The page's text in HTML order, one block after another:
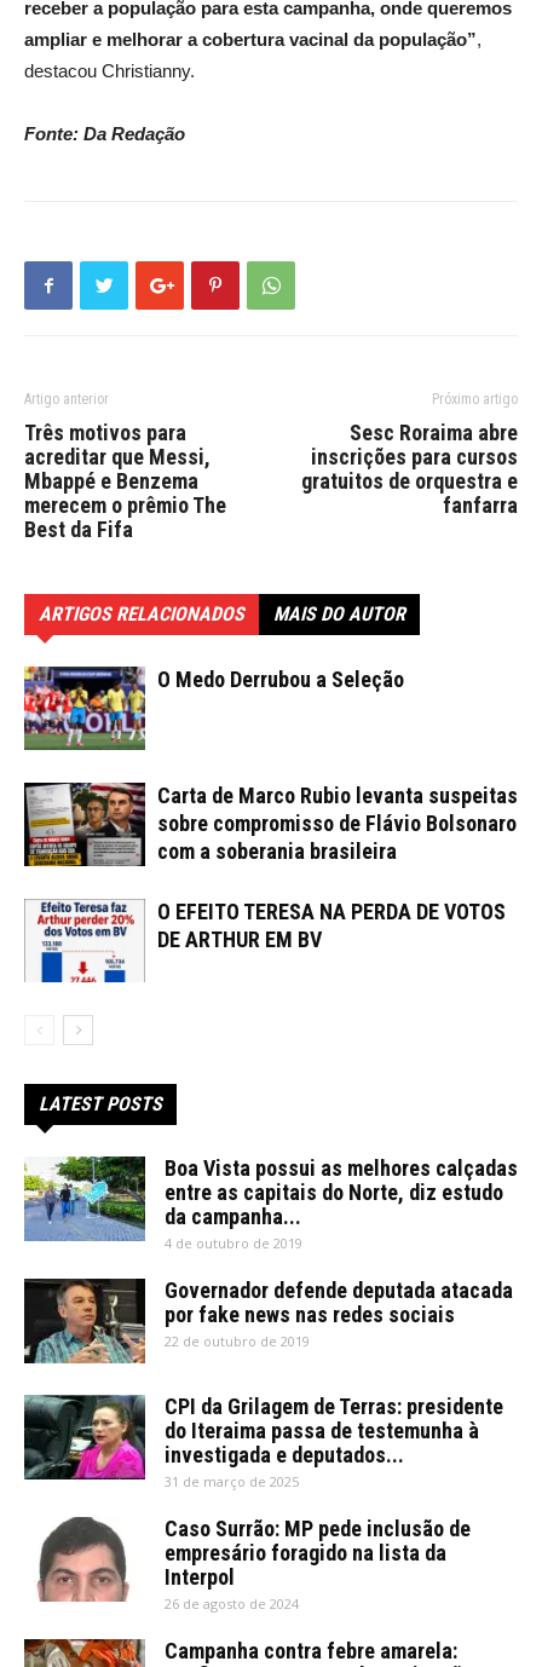
receber a população para esta campanha, onde queremos
ampliar e melhorar a cobertura vacinal da população”,
destacou Christianny.
Fonte: Da Redação
Artigo anterior
Três motivos para
acreditar que Messi,
Mbappé e Benzema
merecem o prêmio The
Best da Fifa
Próximo artigo
Sesc Roraima abre
inscrições para cursos
gratuitos de orquestra e
fanfarra
ARTIGOS RELACIONADOS MAIS DO AUTOR
O Medo Derrubou a Seleção
Carta de Marco Rubio levanta suspeitas
sobre compromisso de Flávio Bolsonaro
com a soberania brasileira
O EFEITO TERESA NA PERDA DE VOTOS
DE ARTHUR EM BV
LATEST POSTS
Boa Vista possui as melhores calçadas
entre as capitais do Norte, diz estudo
da campanha...
4 de outubro de 2019
Governador defende deputada atacada
por fake news nas redes sociais
22 de outubro de 2019
CPI da Grilagem de Terras: presidente
do Iteraima passa de testemunha à
investigada e deputados...
31 de março de 2025
Caso Surrão: MP pede inclusão de
empresário foragido na lista da
Interpol
26 de agosto de 2024
Campanha contra febre amarela: